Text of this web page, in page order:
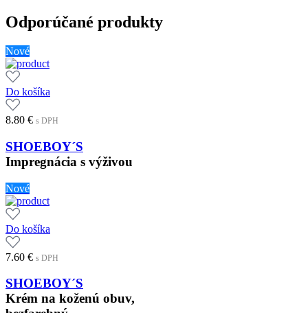
Odporúčané produkty
Nové
Do košíka
8.80 € s DPH
SHOEBOY´S
Impregnácia s výživou
Nové
Do košíka
7.60 € s DPH
SHOEBOY´S
Krém na koženú obuv,